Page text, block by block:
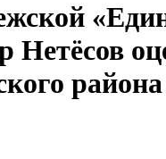
Нетёсов
района